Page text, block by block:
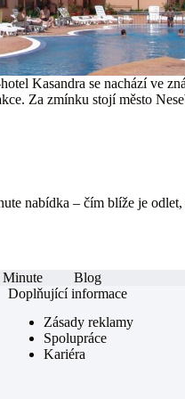
Kasandra se nachází ve
Za zmínku stojí město
nabídka – čím blíže je odlet,
Minute
Blog
Doplňující informace
Zásady reklamy
Spolupráce
Kariéra